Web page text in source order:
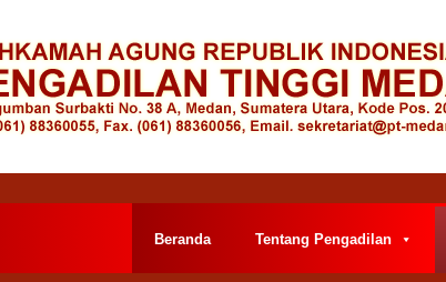
Beranda Tentang Pengadilan